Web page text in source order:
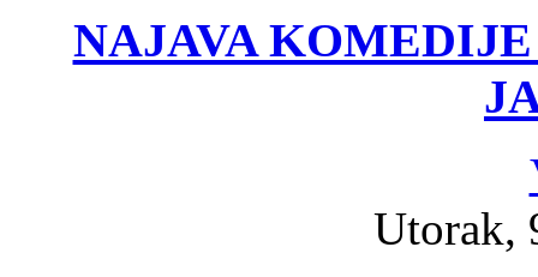
NAJAVA
Utorak,